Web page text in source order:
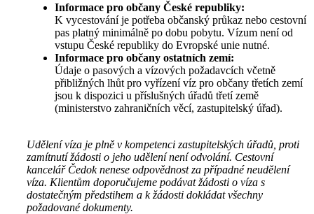
Informace pro občany České republiky:
K vycestování je potřeba občanský průkaz nebo cestovní
pas platný minimálně po dobu pobytu. Vízum není od
vstupu České republiky do Evropské unie nutné.
Informace pro občany ostatních zemí:
Údaje o pasových a vízových požadavcích včetně
přibližných lhůt pro vyřízení víz pro občany třetích zemí
jsou k dispozici u příslušných úřadů třetí země
(ministerstvo zahraničních věcí, zastupitelský úřad).
Udělení víza je plně v kompetenci zastupitelských úřadů, proti
zamítnutí žádosti o jeho udělení není odvolání. Cestovní
kancelář Čedok nenese odpovědnost za případné neudělení
víza. Klientům doporučujeme podávat žádosti o víza s
dostatečným předstihem a k žádosti dokládat všechny
požadované dokumenty.